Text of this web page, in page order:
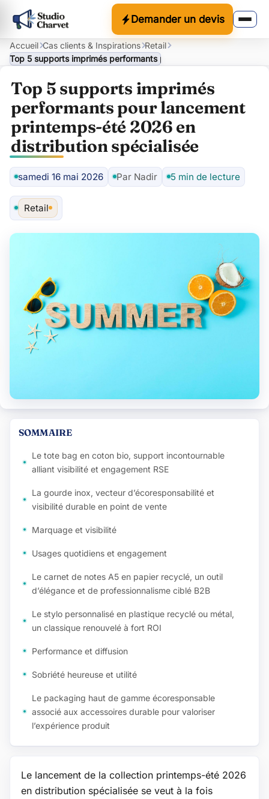
Demander un devis
Accueil Cas clients & Inspirations Retail
Top 5 supports imprimés performants pour lancement
Top 5 supports imprimés
performants pour lancement
printemps-été 2026 en
distribution spécialisée
samedi 16 mai 2026
Auteur
Par Nadir 5 min de lecture
Retail
SOMMAIRE
Le tote bag en coton bio, support incontournable
alliant visibilité et engagement RSE
La gourde inox, vecteur d’écoresponsabilité et
visibilité durable en point de vente
Marquage et visibilité
Usages quotidiens et engagement
Le carnet de notes A5 en papier recyclé, un outil
d’élégance et de professionnalisme ciblé B2B
Le stylo personnalisé en plastique recyclé ou métal,
un classique renouvelé à fort ROI
Performance et diffusion
Sobriété heureuse et utilité
Le packaging haut de gamme écoresponsable
associé aux accessoires durable pour valoriser
l’expérience produit
Le lancement de la collection printemps-été 2026
en distribution spécialisée se veut à la fois